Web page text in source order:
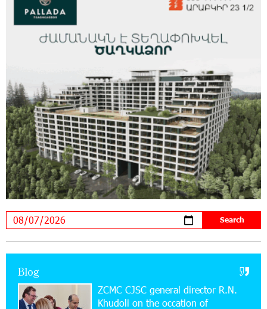
Summit: IDBank Introduces an Innovative
Solution
14:34:49 29-07-2026
Supported by IDBank
11:59:57 28-07-2026
Ucom’s Sales and Service Center Reopens at
24/2 Shahumyan Street in Ararat
19:04:38 23-07-2026
Scholarship recipients of the “Armenian
Virtuosos” Program participated in the Järvi
Academy and Pärnu Music Festival in Estonia, representing
Armenia on the international stage
20:56:14 22-07-2026
Blog
ZCMC CJSC general director R.N.
Khudoli on the օccation of